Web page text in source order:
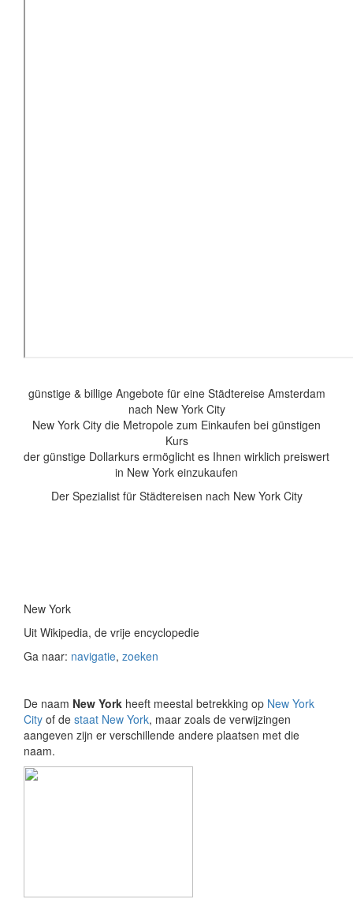
günstige & billige Angebote für eine Städtereise Amsterdam
nach New York City
New York City die Metropole zum Einkaufen bei günstigen
Kurs
der günstige Dollarkurs ermöglicht es Ihnen wirklich preiswert
in New York einzukaufen
Der Spezialist für Städtereisen nach New York City
New York
Uit Wikipedia, de vrije encyclopedie
Ga naar: navigatie, zoeken
De naam New York heeft meestal betrekking op New York
City of de staat New York, maar zoals de verwijzingen
aangeven zijn er verschillende andere plaatsen met die
naam.